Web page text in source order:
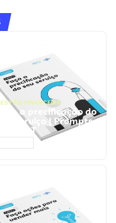
FINANCEIRA
Faça a precificação do
seu serviço | Prompts
ChatGPT